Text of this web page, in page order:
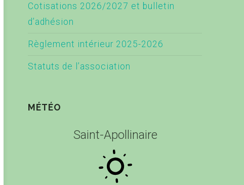
Cotisations 2026/2027 et bulletin
d’adhésion
Règlement intérieur 2025-2026
Statuts de l’association
MÉTÉO
Saint-Apollinaire